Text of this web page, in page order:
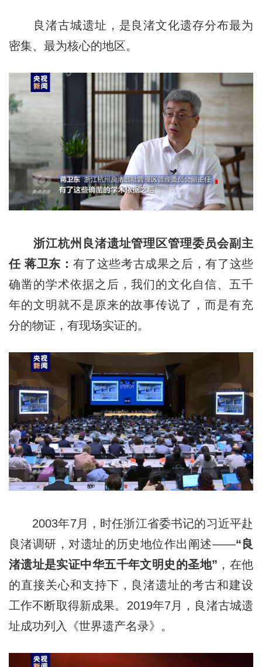
良渚古城遗址，是良渚文化遗存分布最为
密集、最为核心的地区。
浙江杭州良渚遗址管理区管理委员会副主
任 蒋卫东： 有了这些考古成果之后，有了这些
确凿的学术依据之后，我们的文化自信、五千
年的文明就不是原来的故事传说了，而是有充
分的物证，有现场实证的。
2003年7月，时任浙江省委书记的习近平赴
良渚调研，对遗址的历史地位作出阐述——“良
渚遗址是实证中华五千年文明史的圣地” ，在他
的直接关心和支持下，良渚遗址的考古和建设
工作不断取得新成果。2019年7月，良渚古城遗
址成功列入《世界遗产名录》。